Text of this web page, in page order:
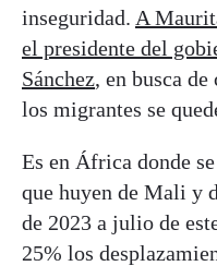
inseguridad. A
el presidente del
Sánchez, en busca
los migrantes se
Es en África donde
que huyen de Mali y
de 2023 a julio de
25% los